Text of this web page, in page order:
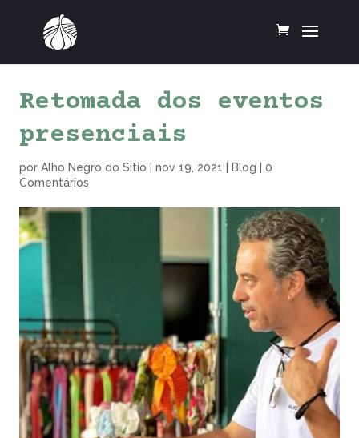
Retomada dos eventos
presenciais
por Alho Negro do Sítio nov 19, 2021 Blog
0
Comentários